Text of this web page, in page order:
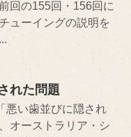
回の155回・156回に
ューイングの説明を
れた問題
悪い歯並びに隠され
オーストラリア・シ